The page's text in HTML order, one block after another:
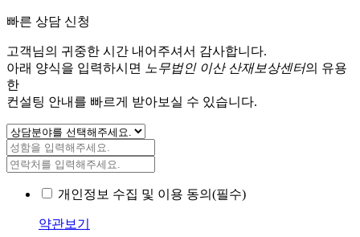
빠른 상담 신청
고객님의 귀중한 시간 내어주셔서 감사합니다.
아래 양식을 입력하시면
노무법인 이산 산재보상센터의 유용
한
컨설팅 안내를 빠르게 받아보실 수 있습니다.
개인정보 수집 및 이용 동의(필수)
약관보기